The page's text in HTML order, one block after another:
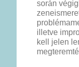
során
illetve
kell jelen